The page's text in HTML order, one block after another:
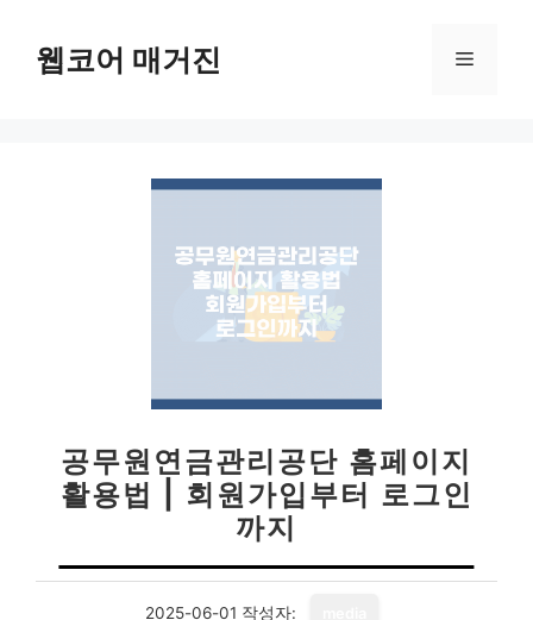
웹코어 매거진 메
공무원연금관리공단 홈페이지
활용법 | 회원가입부터 로그인
까지
2025-06-01 작성자: